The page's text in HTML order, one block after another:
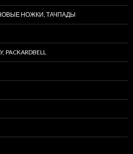
НОЖКИ, ТАЧПАДЫ
PACKARDBELL